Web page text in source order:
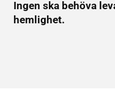
Ingen ska behöva
hemlighet.